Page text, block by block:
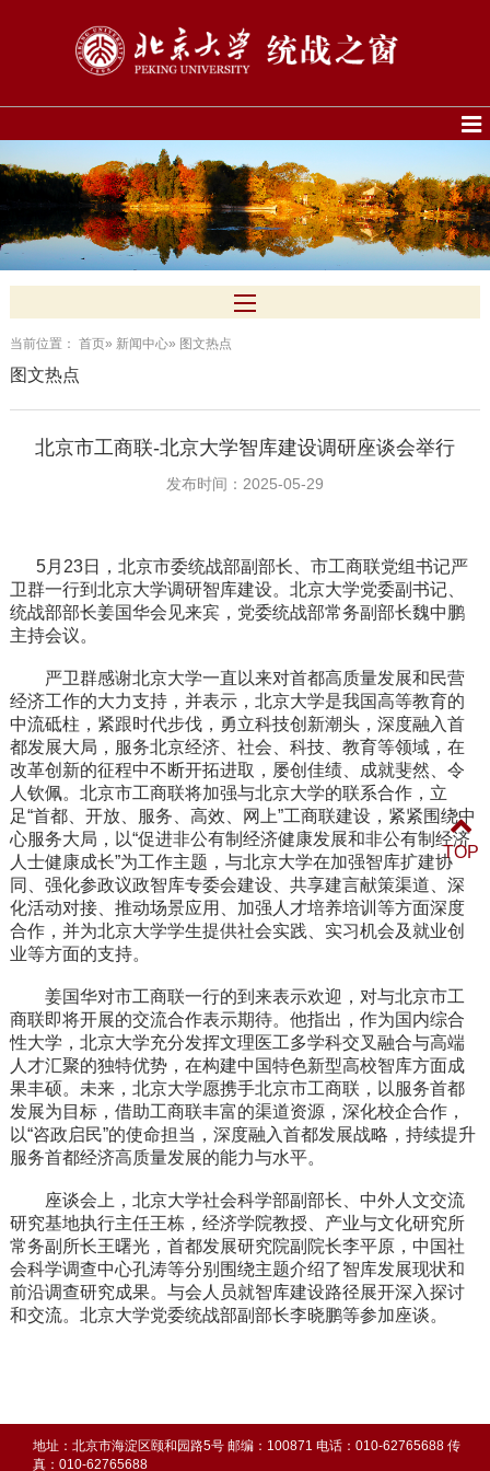
当前位置： 首页» 新闻中心» 图文热点
图文热点
北京市工商联-北京大学智库建设调研座谈会举行
发布时间：2025-05-29
5月23日，北京市委统战部副部长、市工商联党组书记严
卫群一行到北京大学调研智库建设。北京大学党委副书记、
统战部部长姜国华会见来宾，党委统战部常务副部长魏中鹏
主持会议。
严卫群感谢北京大学一直以来对首都高质量发展和民营
经济工作的大力支持，并表示，北京大学是我国高等教育的
中流砥柱，紧跟时代步伐，勇立科技创新潮头，深度融入首
都发展大局，服务北京经济、社会、科技、教育等领域，在
改革创新的征程中不断开拓进取，屡创佳绩、成就斐然、令
人钦佩。北京市工商联将加强与北京大学的联系合作，立
足“首都、开放、服务、高效、网上”工商联建设，紧紧围绕中
心服务大局，以“促进非公有制经济健康发展和非公有制经济
人士健康成长”为工作主题，与北京大学在加强智库扩建协
同、强化参政议政智库专委会建设、共享建言献策渠道、深
化活动对接、推动场景应用、加强人才培养培训等方面深度
合作，并为北京大学学生提供社会实践、实习机会及就业创
业等方面的支持。
姜国华对市工商联一行的到来表示欢迎，对与北京市工
商联即将开展的交流合作表示期待。他指出，作为国内综合
性大学，北京大学充分发挥文理医工多学科交叉融合与高端
人才汇聚的独特优势，在构建中国特色新型高校智库方面成
果丰硕。未来，北京大学愿携手北京市工商联，以服务首都
发展为目标，借助工商联丰富的渠道资源，深化校企合作，
以“咨政启民”的使命担当，深度融入首都发展战略，持续提升
服务首都经济高质量发展的能力与水平。
座谈会上，北京大学社会科学部副部长、中外人文交流
研究基地执行主任王栋，经济学院教授、产业与文化研究所
常务副所长王曙光，首都发展研究院副院长李平原，中国社
会科学调查中心孔涛等分别围绕主题介绍了智库发展现状和
前沿调查研究成果。与会人员就智库建设路径展开深入探讨
和交流。北京大学党委统战部副部长李晓鹏等参加座谈。
地址：北京市海淀区颐和园路5号 邮编：100871 电话：010-62765688 传
真：010-62765688
TOP